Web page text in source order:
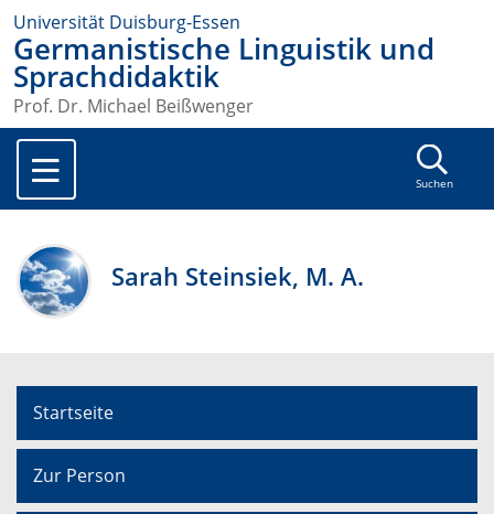
Universität Duisburg-Essen
Germanistische Linguistik und
Sprachdidaktik
Prof. Dr. Michael Beißwenger
Suchen
Sarah Steinsiek, M. A.
Startseite
Zur Person